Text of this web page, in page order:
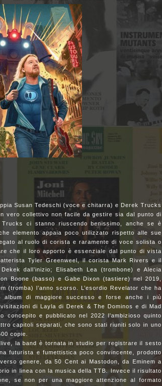
Susan Tedeschi (voce e chitarra) e Derek Trucks
vero collettivo non facile da gestire sia dal punto di
ci stanno riuscendo benissimo, anche se è
elemento appaia poco utilizzato rispetto alle sue
al ruolo di corista e raramente di voce solista o
che il loro apporto è essenziale dal punto di vista
Tyler Greenweel, il corista Mark Rivers e il
dall’inizio; Elisabeth Lea (trombone) e Alecia
Boone (basso) e Gabe Dixon (tastiere) nel 2019,
(tromba) l’anno scorso. L’esordio Revelator che ha
di maggiore successo e forse anche i più
di Layla di Derek & The Dominos e di Mad
concepito e pubblicato nel 2022 l’ambizioso quinto
capitoli separati, che sono stati riuniti solo in uno
copie.
la band è tornata in studio per registrare il sesto
futurista e fumettistica poco convincente, prodotto
genere, da 50 Cent ai Mastodon, da Eminem a
in linea con la musica della TTB. Invece il risultato
se non per una maggiore attenzione al formato